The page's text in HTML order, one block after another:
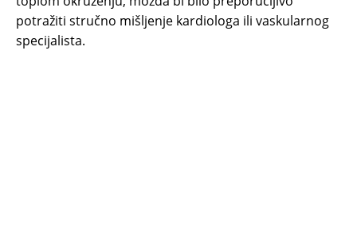
potražiti stručno mišljenje kardiologa ili vaskularnog
specijalista.